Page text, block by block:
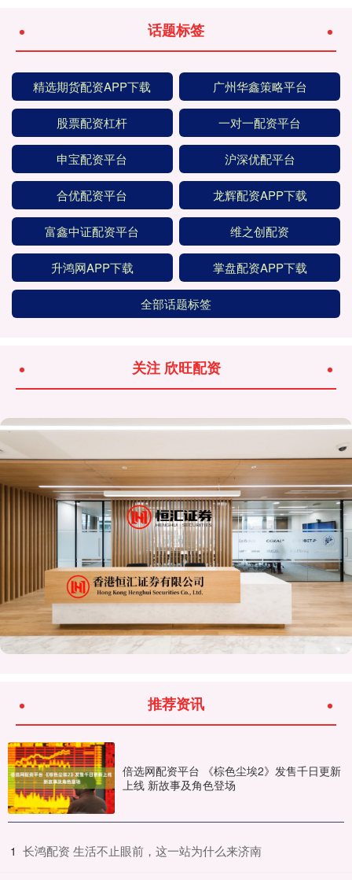
话题标签
精选期货配资APP下载 广州华鑫策略平台
股票配资杠杆 一对一配资平台
申宝配资平台 沪深优配平台
合优配资平台 龙辉配资APP下载
富鑫中证配资平台 维之创配资
升鸿网APP下载 掌盘配资APP下载
全部话题标签
关注 欣旺配资
推荐资讯
倍选网配资平台 《棕色尘埃2》发售千日更新
上线 新故事及角色登场
1 ​长鸿配资 生活不止眼前，这一站为什么来济南